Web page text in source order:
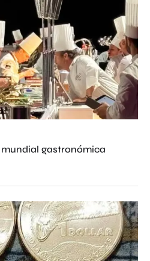
gastronómica